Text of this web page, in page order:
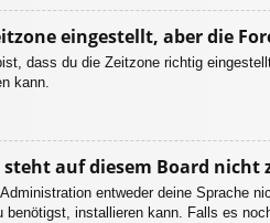
eingestellt, aber die
dass du die Zeitzone richtig
kann.
steht auf diesem Board nicht
entweder deine Sprache
benötigst, installieren kann. Falls es